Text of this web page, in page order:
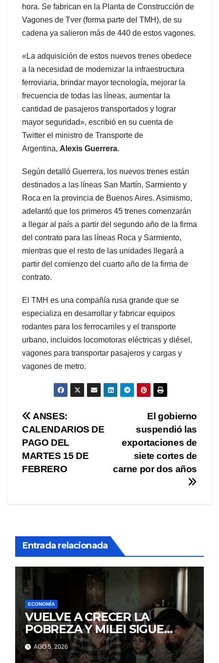
hora. Se fabrican en la Planta de Construcción de
Vagones de Tver (forma parte del TMH), de su
cadena ya salieron más de 440 de estos vagones.
«La adquisición de estos nuevos trenes obedece
a la necesidad de modernizar la infraestructura
ferroviaria, brindar mayor tecnología, mejorar la
frecuencia de todas las líneas, aumentar la
cantidad de pasajeros transportados y lograr
mayor seguridad», escribió en su cuenta de
Twitter el ministro de Transporte de
Argentina, Alexis Guerrera.
Según detalló Guerrera, los nuevos trenes están
destinados a las líneas San Martín, Sarmiento y
Roca en la provincia de Buenos Aires. Asimismo,
adelantó que los primeros 45 trenes comenzarán
a llegar al país a partir del segundo año de la firma
del contrato para las líneas Roca y Sarmiento,
mientras que el resto de las unidades llegará a
partir del comienzo del cuarto año de la firma de
contrato.
El TMH es una compañía rusa grande que se
especializa en desarrollar y fabricar equipos
rodantes para los ferrocarriles y el transporte
urbano, incluidos locomotoras eléctricas y diésel,
vagones para transportar pasajeros y cargas y
vagones de metro.
Navegación
de
entradas
El gobierno
suspendió las
exportaciones de
siete cortes de
carne por dos años
ANSES:
CALENDARIOS DE
PAGO DEL
MARTES 15 DE
FEBRERO
Entrada relacionada
ECONOMÍA
VUELVE A CRECER LA
POBREZA Y MILEI SIGUE
MINTIENDO
AGO 5, 2026